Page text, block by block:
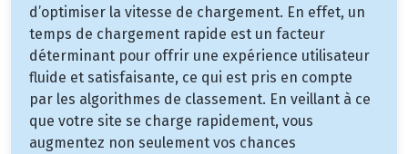
d’optimiser la vitesse de chargement. En effet, un
temps de chargement rapide est un facteur
déterminant pour offrir une expérience utilisateur
fluide et satisfaisante, ce qui est pris en compte
par les algorithmes de classement. En veillant à ce
que votre site se charge rapidement, vous
augmentez non seulement vos chances